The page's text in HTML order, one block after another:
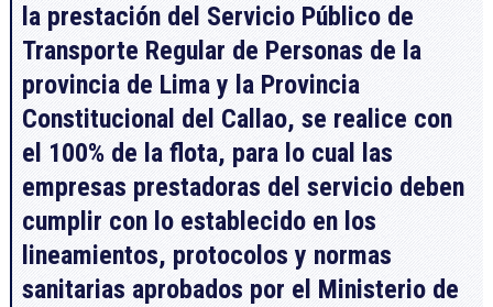
la prestación del Servicio Público de
Transporte Regular de Personas de la
provincia de Lima y la Provincia
Constitucional del Callao, se realice con
el 100% de la flota, para lo cual las
empresas prestadoras del servicio deben
cumplir con lo establecido en los
lineamientos, protocolos y normas
sanitarias aprobados por el Ministerio de